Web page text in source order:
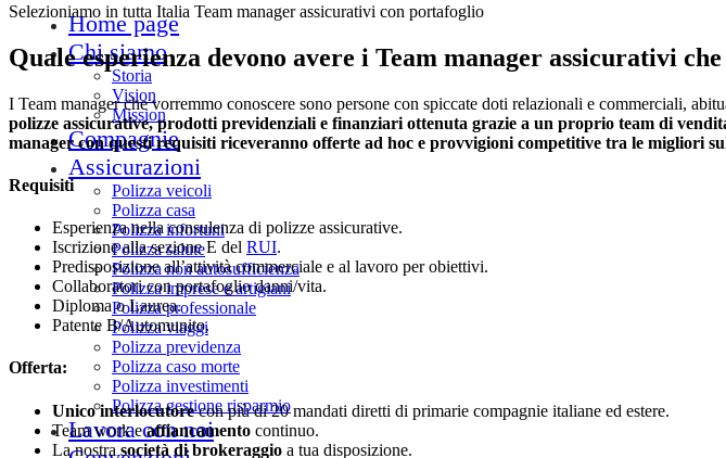
Home page
Chi siamo
Storia
Vision
Mission
Compagnie
Assicurazioni
Polizza veicoli
Polizza casa
Polizza infortuni
Polizza salute
Polizza non autosufficienza
Polizza imprese e artigiani
Polizza professionale
Polizza viaggi
Polizza previdenza
Polizza caso morte
Polizza investimenti
Polizza gestione risparmio
Lavora con noi
Selezioniamo in tutta Italia Team manager assicurativi con portafoglio
Quale esperienza devono avere i Team manager assicurativi
I Team manager che vorremmo conoscere sono persone con spiccate doti relazionali e commerciali,
polizze assicurative, prodotti previdenziali e finanziari ottenuta grazie a un proprio team di
manager con questi requisiti riceveranno offerte ad hoc e provvigioni competitive tra le migliori
Requisiti
Esperienza nella consulenza di polizze assicurative.
Iscrizione alla sezione E del RUI.
Predisposizione all’attività commerciale e al lavoro per obiettivi.
Collaboratori con portafoglio danni/vita.
Diploma o Laurea.
Patente B/Automunito.
Offerta:
Unico interlocutorecon più di 20 mandati diretti di primarie compagnie italiane ed estere.
Team work eaffiancamento continuo.
La nostra società di brokeraggio a tua disposizione.